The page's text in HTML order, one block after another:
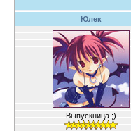
Юлек
Выпускница ;)